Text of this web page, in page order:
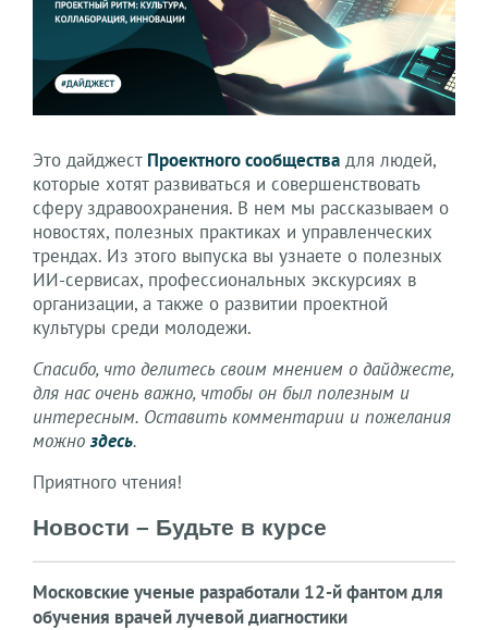
Это дайджест Проектного сообщества для людей,
которые хотят развиваться и совершенствовать
сферу здравоохранения. В нем мы рассказываем о
новостях, полезных практиках и управленческих
трендах. Из этого выпуска вы узнаете о полезных
ИИ-сервисах, профессиональных экскурсиях в
организации, а также о развитии проектной
культуры среди молодежи.
Спасибо, что делитесь своим мнением о дайджесте,
для нас очень важно, чтобы он был полезным и
интересным. Оставить комментарии и пожелания
можноздесь.
Приятного чтения!
Новости – Будьте в курсе
Московские ученые разработали 12-й фантом для
обучения врачей лучевой диагностики